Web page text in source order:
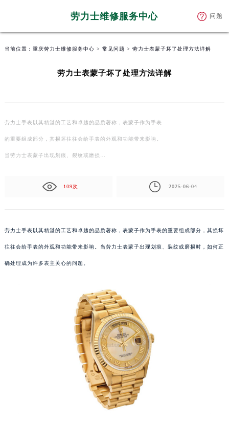
劳力士维修服务中心 问题
当前位置： 重庆劳力士维修服务中心 > 常见问题 > 劳力士表蒙子坏了处理方法详解
劳力士表蒙子坏了处理方法详解
劳力士手表以其精湛的工艺和卓越的品质著称，表蒙子作为手表
的重要组成部分，其损坏往往会给手表的外观和功能带来影响。
当劳力士表蒙子出现划痕、裂纹或磨损…
109次 2025-06-04
劳力士手表以其精湛的工艺和卓越的品质著称，表蒙子作为手表的重要组成部分，其损坏
往往会给手表的外观和功能带来影响。当劳力士表蒙子出现划痕、裂纹或磨损时，如何正
确处理成为许多表主关心的问题。